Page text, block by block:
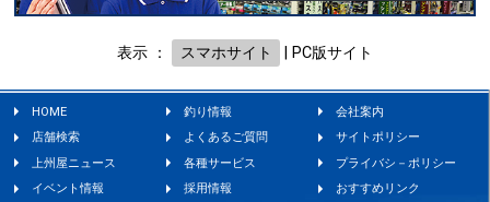
表示 ： スマホサイト PC版サイト
HOME 釣り情報
会社案内
店舗検索
よくあるご質問
サイトポリシー
上州屋ニュース
各種サービス
プライバシ－ポリシー
イベント情報
採用情報 おすすめリンク